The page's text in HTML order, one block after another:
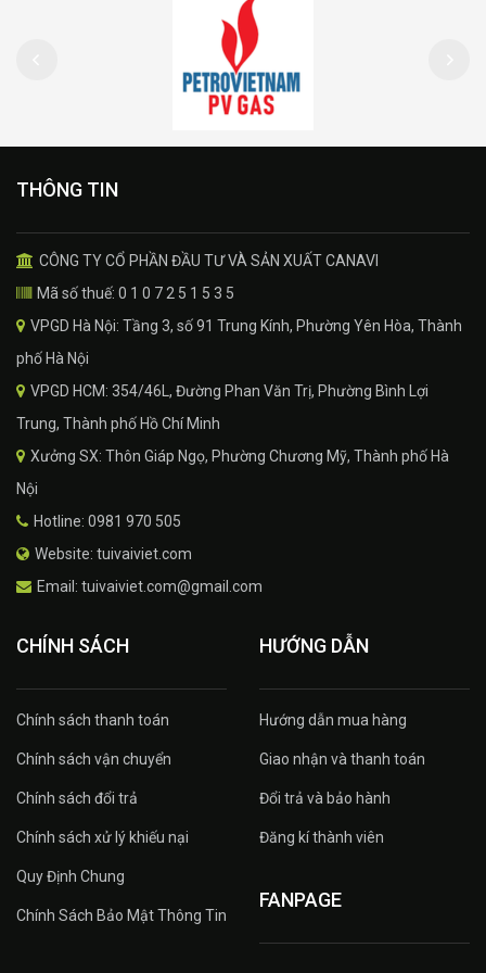
THÔNG TIN
CÔNG TY CỔ PHẦN ĐẦU TƯ VÀ SẢN XUẤT CANAVI
Mã số thuế: 0 1 0 7 2 5 1 5 3 5
VPGD Hà Nội: Tầng 3, số 91 Trung Kính, Phường Yên Hòa, Thành
phố Hà Nội
VPGD HCM: 354/46L, Đường Phan Văn Trị, Phường Bình Lợi
Trung, Thành phố Hồ Chí Minh
Xưởng SX: Thôn Giáp Ngọ, Phường Chương Mỹ, Thành phố Hà
Nội
Hotline: 0981 970 505
Website: tuivaiviet.com
Email: tuivaiviet.com@gmail.com
CHÍNH SÁCH
Chính sách thanh toán
Chính sách vận chuyển
Chính sách đổi trả
Chính sách xử lý khiếu nại
Quy Định Chung
Chính Sách Bảo Mật Thông Tin
HƯỚNG DẪN
Hướng dẫn mua hàng
Giao nhận và thanh toán
Đổi trả và bảo hành
Đăng kí thành viên
FANPAGE